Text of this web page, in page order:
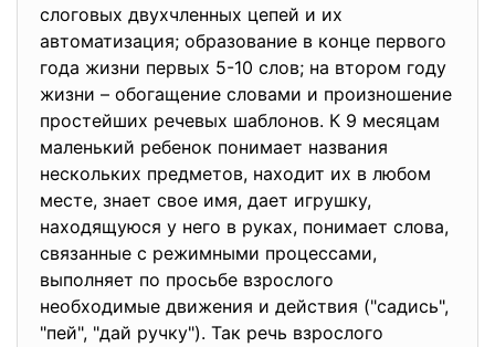
слоговых двухчленных цепей и их
автоматизация; образование в конце первого
года жизни первых 5-10 слов; на втором году
жизни – обогащение словами и произношение
простейших речевых шаблонов. К 9 месяцам
маленький ребенок понимает названия
нескольких предметов, находит их в любом
месте, знает свое имя, дает игрушку,
находящуюся у него в руках, понимает слова,
связанные с режимными процессами,
выполняет по просьбе взрослого
необходимые движения и действия ("садись",
"пей", "дай ручку"). Так речь взрослого